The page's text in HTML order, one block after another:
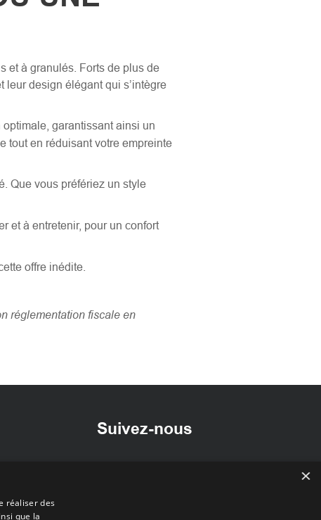
et à granulés. Forts de plus de
leur design élégant qui s’intègre
garantissant ainsi un
tout en réduisant votre empreinte
Que vous préfériez un style
et à entretenir, pour un confort
offre inédite.
réglementation fiscale en
Suivez-nous
×
réaliser des
que la